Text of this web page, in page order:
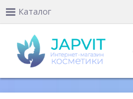
Каталог